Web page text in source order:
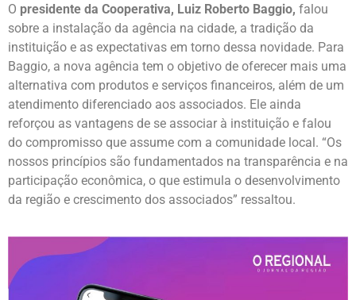
O presidente da Cooperativa, Luiz Roberto Baggio, falou
sobre a instalação da agência na cidade, a tradição da
instituição e as expectativas em torno dessa novidade. Para
Baggio, a nova agência tem o objetivo de oferecer mais uma
alternativa com produtos e serviços financeiros, além de um
atendimento diferenciado aos associados. Ele ainda
reforçou as vantagens de se associar à instituição e falou
do compromisso que assume com a comunidade local. “Os
nossos princípios são fundamentados na transparência e na
participação econômica, o que estimula o desenvolvimento
da região e crescimento dos associados” ressaltou.